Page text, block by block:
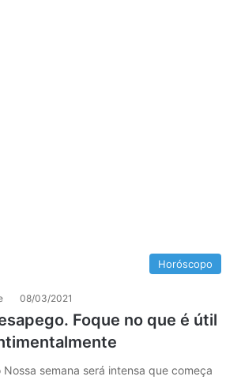
Horóscopo
08/03/2021
Foque no que é útil
semana será intensa que começa